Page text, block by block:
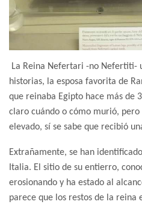
La Reina Nefertari -no Nefertiti-
historias, la esposa favorita de
que reinaba Egipto hace más de
claro cuándo o cómo murió,
elevado, sí se sabe que recibió
Extrañamente, se han
Italia. El sitio de su entierro,
erosionando y ha estado al
parece que los restos de la reina